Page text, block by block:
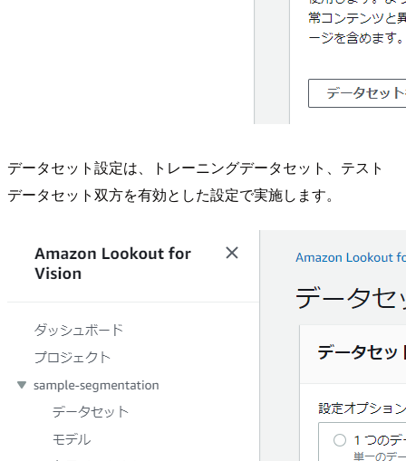
データセット設定は、トレーニングデータセット、テスト
データセット双方を有効とした設定で実施します。